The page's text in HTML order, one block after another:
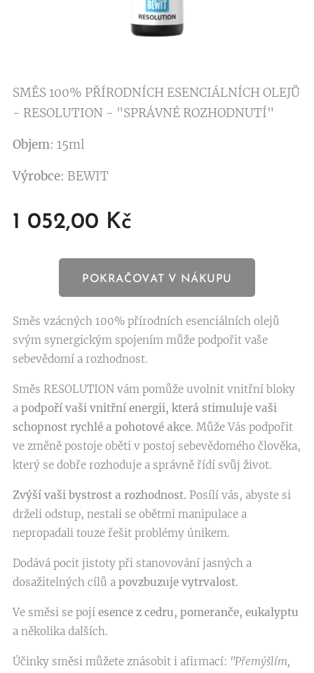
SMĚS 100% PŘÍRODNÍCH ESENCIÁLNÍCH OLEJŮ
- RESOLUTION - "SPRÁVNÉ ROZHODNUTÍ"
Objem: 15ml
Výrobce: BEWIT
1 052,00 Kč
POKRAČOVAT V NÁKUPU
Směs vzácných 100% přírodních esenciálních olejů
svým synergickým spojením může podpořit vaše
sebevědomí a rozhodnost.
Směs RESOLUTION vám pomůže uvolnit vnitřní bloky
a podpoří vaši vnitřní energii, která stimuluje vaši
schopnost rychlé a pohotové akce. Může Vás podpořit
ve změně postoje oběti v postoj sebevědomého člověka,
který se dobře rozhoduje a správně řídí svůj život.
Zvýší vaši bystrost a rozhodnost. Posílí vás, abyste si
drželi odstup, nestali se obětmi manipulace a
nepropadali touze řešit problémy únikem.
Dodává pocit jistoty při stanovování jasných a
dosažitelných cílů a povzbuzuje vytrvalost.
Ve směsi se pojí esence z cedru, pomeranče, eukalyptu
a několika dalších.
Účinky směsi můžete znásobit i afirmací: "Přemýšlím,